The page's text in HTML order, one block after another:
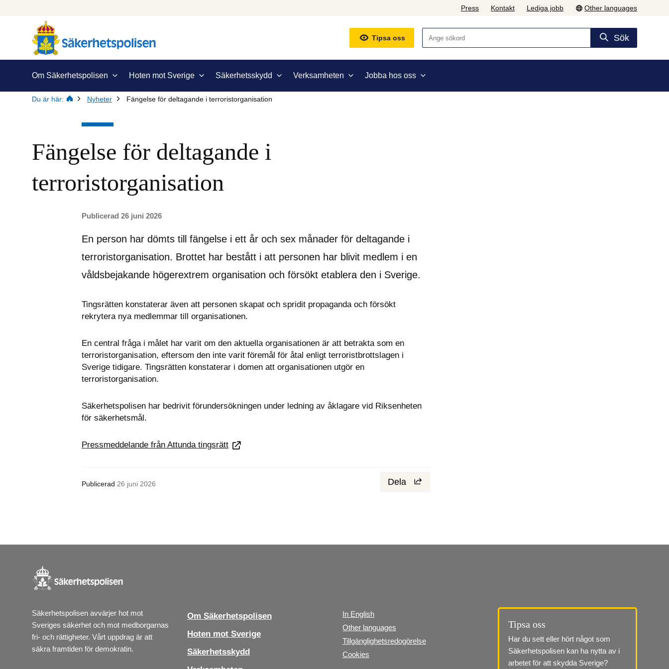
Press Kontakt Lediga jobb Other languages
Tipsa oss Sök
Om Säkerhetspolisen Hoten mot Sverige Säkerhetsskydd Verksamheten Jobba hos oss
Du är här: Nyheter Fängelse för deltagande i terroristorganisation
Fängelse för deltagande i
terroristorganisation
Publicerad 26 juni 2026
En person har dömts till fängelse i ett år och sex månader för deltagande i
terroristorganisation. Brottet har bestått i att personen har blivit medlem i en
våldsbejakande högerextrem organisation och försökt etablera den i Sverige.
Tingsrätten konstaterar även att personen skapat och spridit propaganda och försökt
rekrytera nya medlemmar till organisationen.
En central fråga i målet har varit om den aktuella organisationen är att betrakta som en
terroristorganisation, eftersom den inte varit föremål för åtal enligt terroristbrottslagen i
Sverige tidigare. Tingsrätten konstaterar i domen att organisationen utgör en
terroristorganisation.
Säkerhetspolisen har bedrivit förundersökningen under ledning av åklagare vid Riksenheten
för säkerhetsmål.
Pressmeddelande från Attunda tingsrätt
Publicerad 26 juni 2026 Dela
Säkerhetspolisen avvärjer hot mot
Sveriges säkerhet och mot medborgarnas
fri- och rättigheter. Vårt uppdrag är att
säkra framtiden för demokratin.
Om Säkerhetspolisen
Hoten mot Sverige
Säkerhetsskydd
In English
Other languages
Tillgänglighetsredogörelse
Cookies
Tipsa oss
Har du sett eller hört något som
Säkerhetspolisen kan ha nytta av i
arbetet för att skydda Sverige?